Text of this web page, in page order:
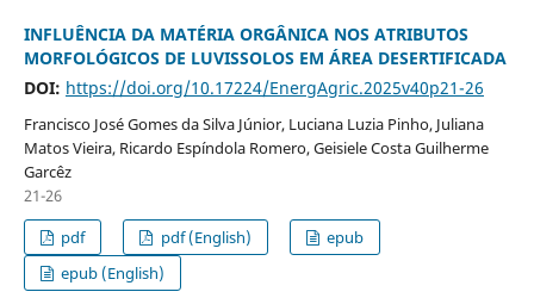
INFLUÊNCIA DA MATÉRIA ORGÂNICA NOS ATRIBUTOS
MORFOLÓGICOS DE LUVISSOLOS EM ÁREA DESERTIFICADA
DOI: https://doi.org/10.17224/EnergAgric.2025v40p21-26
Francisco José Gomes da Silva Júnior, Luciana Luzia Pinho, Juliana
Matos Vieira, Ricardo Espíndola Romero, Geisiele Costa Guilherme
Garcêz
21-26
pdf
pdf (English)
epub
epub (English)